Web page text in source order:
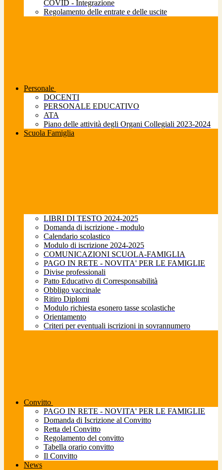
COVID - Integrazione
Regolamento delle entrate e delle uscite
Personale
DOCENTI
PERSONALE EDUCATIVO
ATA
Piano delle attività degli Organi Collegiali 2023-2024
Scuola Famiglia
LIBRI DI TESTO 2024-2025
Domanda di iscrizione - modulo
Calendario scolastico
Modulo di iscrizione 2024-2025
COMUNICAZIONI SCUOLA-FAMIGLIA
PAGO IN RETE - NOVITA' PER LE FAMIGLIE
Divise professionali
Patto Educativo di Corresponsabilità
Obbligo vaccinale
Ritiro Diplomi
Modulo richiesta esonero tasse scolastiche
Orientamento
Criteri per eventuali iscrizioni in sovrannumero
Convitto
PAGO IN RETE - NOVITA' PER LE FAMIGLIE
Domanda di Iscrizione al Convitto
Retta del Convitto
Regolamento del convitto
Tabella orario convitto
Il Convitto
News